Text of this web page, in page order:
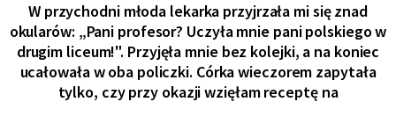
W przychodni młoda lekarka przyjrzała mi się znad
okularów: „Pani profesor? Uczyła mnie pani polskiego w
drugim liceum!". Przyjęła mnie bez kolejki, a na koniec
ucałowała w oba policzki. Córka wieczorem zapytała
tylko, czy przy okazji wzięłam receptę na